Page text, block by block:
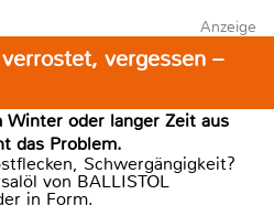
Anzeige
vergessen –
Winter oder langer Zeit aus
das Problem.
Schwergängigkeit?
von BALLISTOL
in Form.